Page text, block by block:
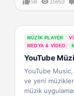
58 15953
MÜZIK PLAYER
MEDYA & VIDEO
YouTube
YouTube Music,
ve yeni
müzik